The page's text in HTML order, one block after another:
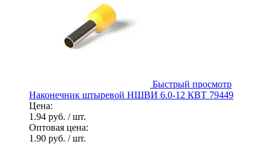
Быстрый просмотр
Наконечник штыревой НШВИ 6.0-12 КВТ 79449
Цена:
1.94 руб. / шт.
Оптовая цена:
1.90 руб. / шт.